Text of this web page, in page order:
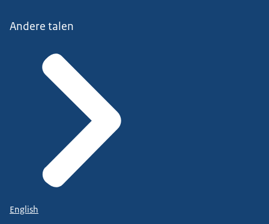
Andere talen
English